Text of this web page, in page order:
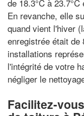
de 18.3°C à
En revanche, elle
quand vient l'hiver
enregistrée était de
installations
l'intégrité de votre
négliger le
Facilitez-